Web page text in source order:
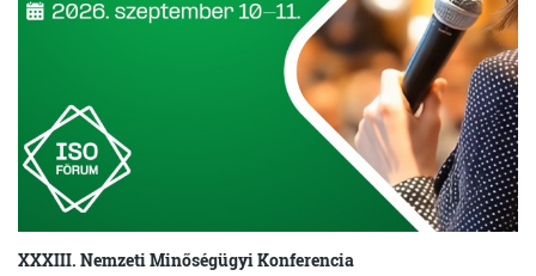
XXXIII. Nemzeti Minőségügyi Konferencia